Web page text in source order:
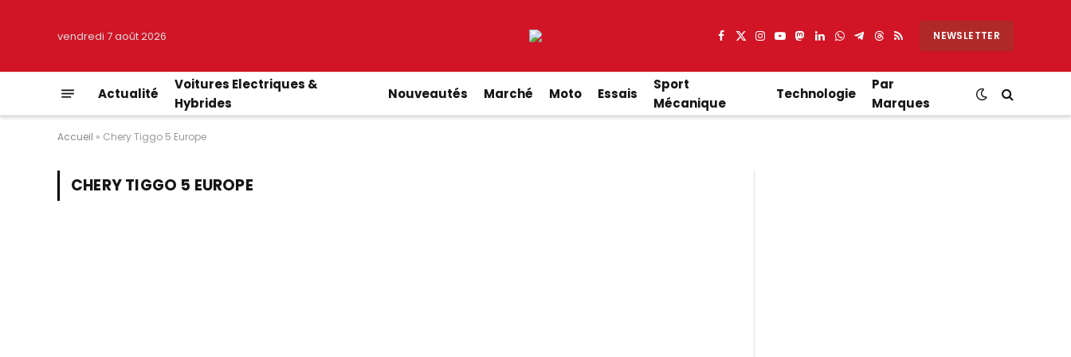
vendredi 7 août 2026 Facebook
X
Instagram
YouTube
Mastodon
LinkedIn
WhatsApp
Partager
Telegram
Threads
RSS NEWSLETTER
Actualité
Voitures Electriques &
Hybrides
Nouveautés Marché Moto Essais
Sport
Mécanique
Technologie
Par
Marques
Accueil » Chery Tiggo 5 Europe
CHERY TIGGO 5 EUROPE